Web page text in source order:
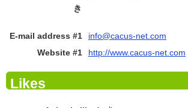
き
E-mail address #1
info@cacus-net.com
Website #1
http://www.cacus-net.com
Likes